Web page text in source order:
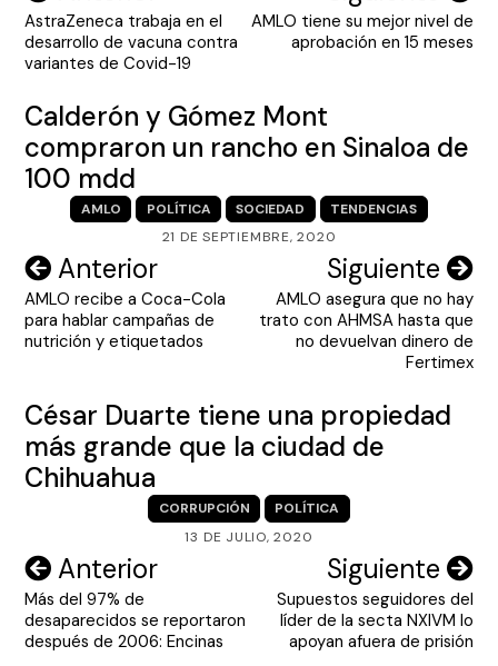
de
entradas
AstraZeneca trabaja en el
desarrollo de vacuna contra
variantes de Covid-19
AMLO tiene su mejor nivel de
aprobación en 15 meses
Calderón y Gómez Mont
compraron un rancho en Sinaloa de
100 mdd
AMLO POLÍTICA SOCIEDAD
TENDENCIAS
21 DE SEPTIEMBRE, 2020
Navegación
de
entradas
Anterior
AMLO recibe a Coca-Cola
para hablar campañas de
nutrición y etiquetados
Siguiente
AMLO asegura que no hay
trato con AHMSA hasta que
no devuelvan dinero de
Fertimex
César Duarte tiene una propiedad
más grande que la ciudad de
Chihuahua
CORRUPCIÓN
POLÍTICA
13 DE JULIO, 2020
Navegación
de
entradas
Anterior
Más del 97% de
desaparecidos se reportaron
después de 2006: Encinas
Siguiente
Supuestos seguidores del
líder de la secta NXIVM lo
apoyan afuera de prisión